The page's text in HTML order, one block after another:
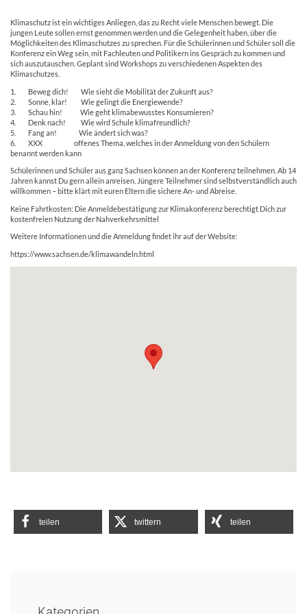
Klimaschutz ist ein wichtiges Anliegen, das zu Recht viele Menschen bewegt. Die
jungen Leute sollen ernst genommen werden und die Gelegenheit haben, über die
Möglichkeiten des Klimaschutzes zu sprechen. Für die Schülerinnen und Schüler soll die
Konferenz ein Weg sein, mit Fachleuten und Politikern ins Gespräch zu kommen und
sich auszutauschen. Geplant sind Workshops zu verschiedenen Aspekten des
Klimaschutzes.
1. Beweg dich! Wie sieht die Mobilität der Zukunft aus?
2. Sonne, klar! Wie gelingt die Energiewende?
3. Schau hin! Wie geht klimabewusstes Konsumieren?
4. Denk nach! Wie wird Schule klimafreundlich?
5. Fang an! Wie ändert sich was?
6. XXX offenes Thema, welches in der Anmeldung von den Schülern
benannt werden kann
Schülerinnen und Schüler aus ganz Sachsen können an der Konferenz teilnehmen. Ab 14
Jahren kannst Du gern allein anreisen. Jüngere Teilnehmer sind selbstverständlich auch
willkommen – bitte klärt mit euren Eltern die sichere An- und Abreise.
Keine Fahrtkosten: Die Anmeldebestätigung zur Klimakonferenz berechtigt Dich zur
kostenfreien Nutzung der Nahverkehrsmittel
Weitere Informationen und die Anmeldung findet ihr auf der Website:
https://www.sachsen.de/klimawandeln.html
teilen twittern teilen